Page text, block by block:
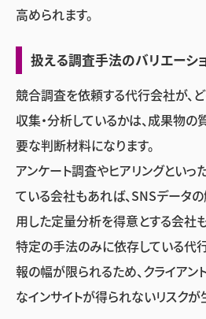
高められます。
扱える調査手法のバリエーシ
競合調査を依頼する代行会社が、
収集・分析しているかは、成果物
要な判断材料になります。
アンケート調査やヒアリングとい
ている会社もあれば、SNSデータ
用した定量分析を得意とする会社
特定の手法のみに依存している代
報の幅が限られるため、クライアン
なインサイトが得られないリスクが